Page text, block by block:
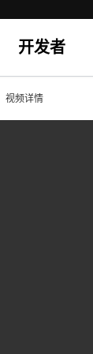
开发者
视频详情